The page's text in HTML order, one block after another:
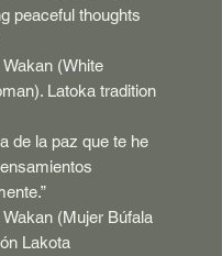
peaceful thoughts
(White
Latoka tradition
de la paz que te he
(Mujer Búfala
Lakota